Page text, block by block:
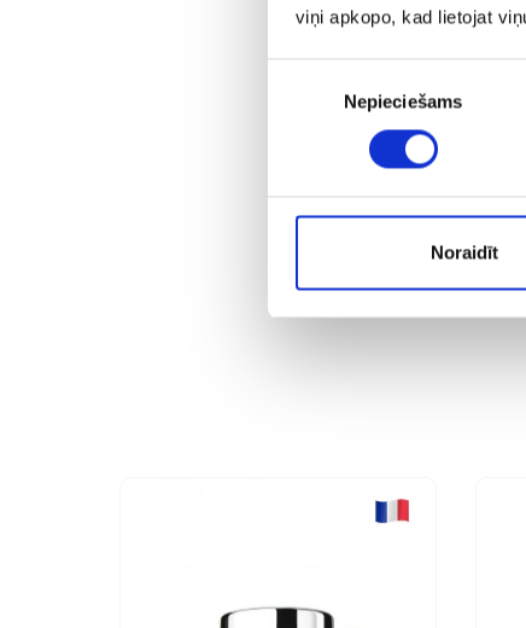
viņi apkopo, kad lietojat
Nepieciešams
Noraidīt